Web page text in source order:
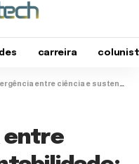
carreira
entre ciência e sustentabilidade: o novo paradigma alimentar
entre